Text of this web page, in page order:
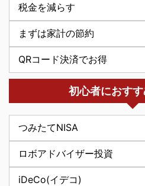
税金を減らす
まずは家計の節約
QRコード決済でお得
初心者におす
つみたてNISA
ロボアドバイザー投資
iDeCo(イデコ)